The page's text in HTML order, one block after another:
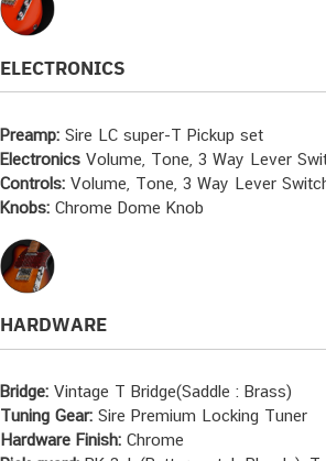
ELECTRONICS
Preamp: Sire LC super-T Pickup set
Electronics Volume, Tone, 3 Way Lever
Controls: Volume, Tone, 3 Way Lever
Knobs: Chrome Dome Knob
HARDWARE
Bridge: Vintage T Bridge(Saddle : Brass)
Tuning Gear: Sire Premium Locking Tuner
Hardware Finish: Chrome